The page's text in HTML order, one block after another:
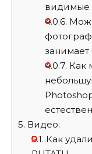
видимые
4.0.6.
занимает
4.0.7. Как
5. Видео:
5.1. Как